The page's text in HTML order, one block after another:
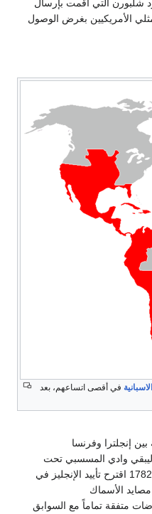
شلبورن التي اقمت بإرسال
الأمريكيين بغرض الوصول
الاسبانية في أقصى اتساعهم، بعد
إنجلترا وفرنسا
ليبقي وادي المسسبي تحت
السيطرة الأوربية(109). وفي نوفمبر 1782 اقترح تأييد الإنجليز في
مصايد الأسماك
هذه المفاوضات متفقة تماماً مع السوابق